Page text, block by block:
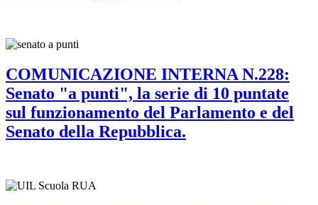
COMUNICAZIONE INTERNA N.228:
Senato "a punti", la serie di 10 puntate
sul funzionamento del Parlamento e del
Senato della Repubblica.